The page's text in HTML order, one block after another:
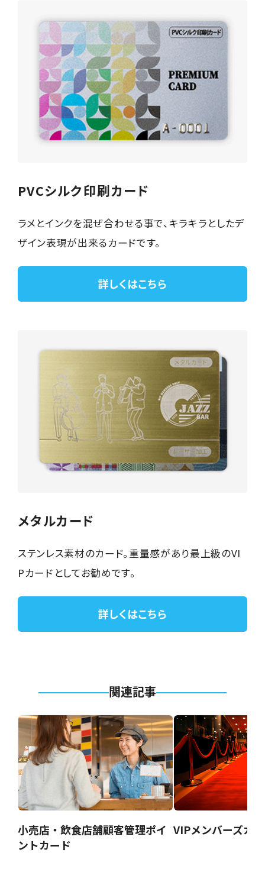
PVCシルク印刷カード
ラメとインクを混ぜ合わせる事で、キラキラとしたデ
ザイン表現が出来るカードです。
詳しくはこちら
メタルカード
ステンレス素材のカード。重量感があり最上級のVI
Pカードとしてお勧めです。
詳しくはこちら
関連記事
小売店・飲食店舗顧客管理ポイ
ントカード
VIPメンバーズカ